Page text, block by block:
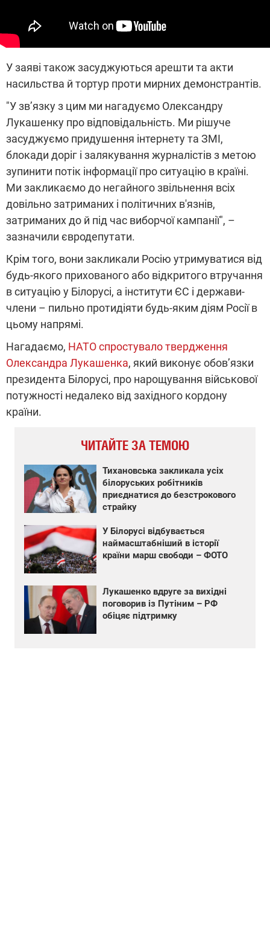
У заяві також засуджуються арешти та акти
насильства й тортур проти мирних демонстрантів.
"У зв’язку з цим ми нагадуємо Олександру
Лукашенку про відповідальність. Ми рішуче
засуджуємо придушення інтернету та ЗМІ,
блокади доріг і залякування журналістів з метою
зупинити потік інформації про ситуацію в країні.
Ми закликаємо до негайного звільнення всіх
довільно затриманих і політичних в'язнів,
затриманих до й під час виборчої кампанії", –
зазначили євродепутати.
Крім того, вони закликали Росію утримуватися від
будь-якого прихованого або відкритого втручання
в ситуацію у Білорусі, а інститути ЄС і держави-
члени – пильно протидіяти будь-яким діям Росії в
цьому напрямі.
Нагадаємо, НАТО спростувало твердження
Олександра Лукашенка, який виконує обов’язки
президента Білорусі, про нарощування військової
потужності недалеко від західного кордону
країни.
ЧИТАЙТЕ ЗА ТЕМОЮ
Тихановська закликала усіх
білоруських робітників
приєднатися до безстрокового
страйку
У Білорусі відбувається
наймасштабніший в історії
країни марш свободи – ФОТО
Лукашенко вдруге за вихідні
поговорив із Путіним – РФ
обіцяє підтримку